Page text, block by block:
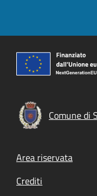
Comune di
Footer
Area riservata
Crediti